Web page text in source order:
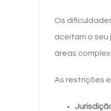
Os
aceitam o
áreas
As restrições